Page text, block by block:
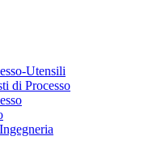
Utensili
di Processo